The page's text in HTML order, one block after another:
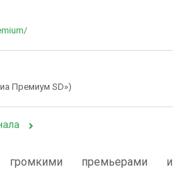
Премиум SD»)
громкими премьерами и